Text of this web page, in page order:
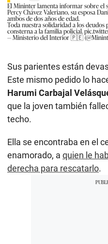
El Mininter lamenta informar sobre el
Percy Chávez Valeriano, su esposa
ambos de dos años de edad.
Toda nuestra solidaridad a los
consterna a la familia policial.
— Ministerio del Interior 🇵🇪
Sus parientes están
Este mismo pedido lo
Harumi Carbajal
que la joven también
techo.
Ella se encontraba en el
enamorado, a quien le
derecha para rescatarlo.